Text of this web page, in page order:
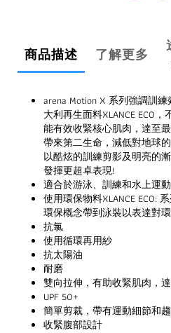
商品描述 了解更多
arena Motion X 系列強調訓
大利再生面料XLANCE ECO
能有效收緊核心肌肉，達至
帶來第二生命，減低對地球
以酷炫的訓練剪影及明亮的
發揮更超卓表現!
適合於游泳、訓練和水上運
使用環保物料XLANCE ECO:
環保概念帶到泳裝以表達對
抗氯
使用循環再用紗
抗太陽油
耐磨
雙向拉伸，有助收緊肌肉，
UPF 50+
簡單剪裁，帶有運動細節和
收緊腹部設計